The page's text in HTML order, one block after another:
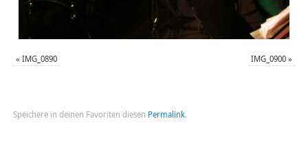
« IMG_0890 IMG_0900 »
Speichere in deinen Favoriten diesen Permalink.